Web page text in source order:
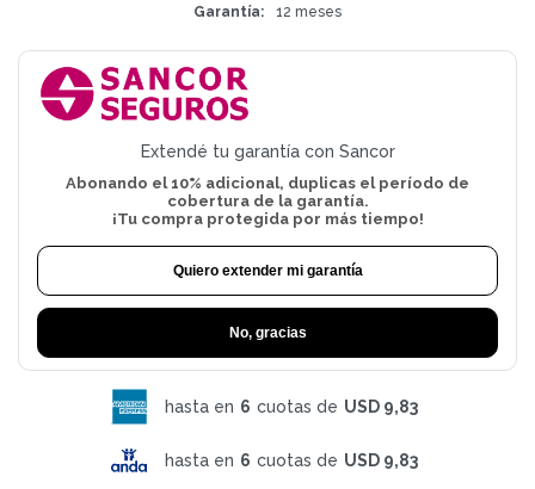
Garantía
12 meses
Extendé tu garantía con Sancor
Abonando el 10% adicional, duplicas el período de
cobertura de la garantía.
¡Tu compra protegida por más tiempo!
Quiero extender mi garantía
No, gracias
hasta en 6 cuotas de USD 9,83
hasta en 6 cuotas de USD 9,83